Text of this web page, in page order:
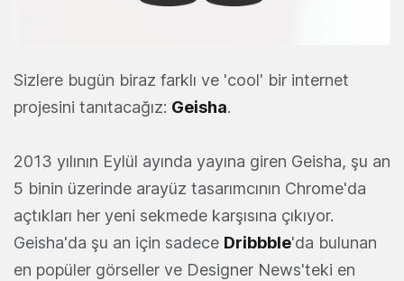
Sizlere bugün biraz farklı ve 'cool' bir internet
projesini tanıtacağız: Geisha.
2013 yılının Eylül ayında yayına giren Geisha, şu an
5 binin üzerinde arayüz tasarımcının Chrome'da
açtıkları her yeni sekmede karşısına çıkıyor.
Geisha'da şu an için sadece Dribbble'da bulunan
en popüler görseller ve Designer News'teki en